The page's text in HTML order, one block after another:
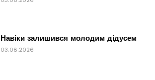
Навіки залишився молодим дідусем
03.08.2026